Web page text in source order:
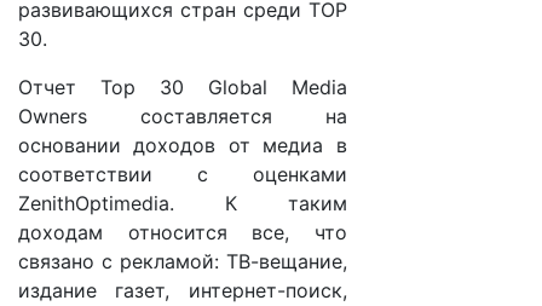
развивающихся стран среди TOP
30.
Отчет Top 30 Global Media
Owners составляется на
основании доходов от медиа в
соответствии с оценками
ZenithOptimedia. К таким
доходам относится все, что
связано с рекламой: ТВ-вещание,
издание газет, интернет-поиск,